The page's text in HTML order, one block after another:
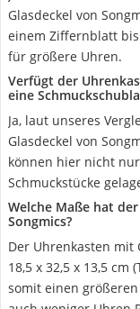
Glasdeckel von
einem Ziffernblatt
für größere Uhren.
Verfügt der
eine
Ja, laut unseres
Glasdeckel von
können hier nicht
Schmuckstücke
Welche Maße hat
Songmics?
Der Uhrenkasten mit
18,5 x 32,5 x 13,5 cm
somit einen